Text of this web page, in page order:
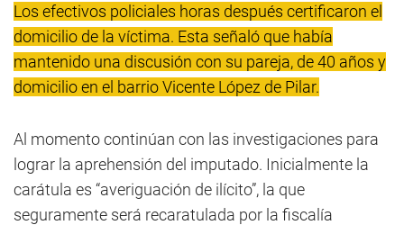
Los efectivos policiales horas después certificaron el
domicilio de la víctima. Esta señaló que había
mantenido una discusión con su pareja, de 40 años y
domicilio en el barrio Vicente López de Pilar.
Al momento continúan con las investigaciones para
lograr la aprehensión del imputado. Inicialmente la
carátula es “averiguación de ilícito”, la que
seguramente será recaratulada por la fiscalía